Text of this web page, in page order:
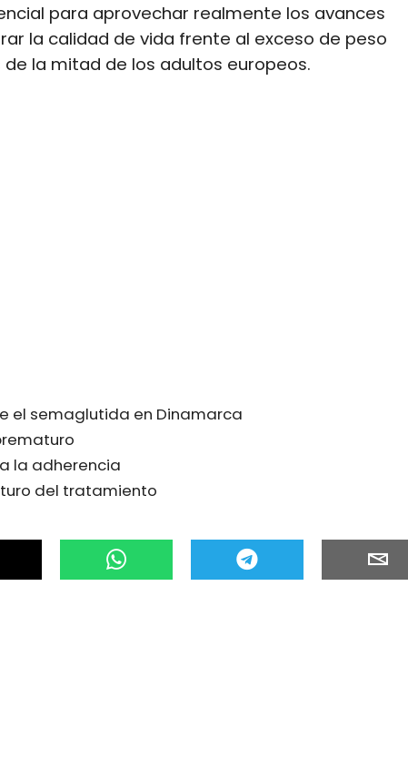
para aprovechar realmente los avances
la calidad de vida frente al exceso de peso
la mitad de los adultos europeos.
el semaglutida en Dinamarca
la adherencia
del tratamiento